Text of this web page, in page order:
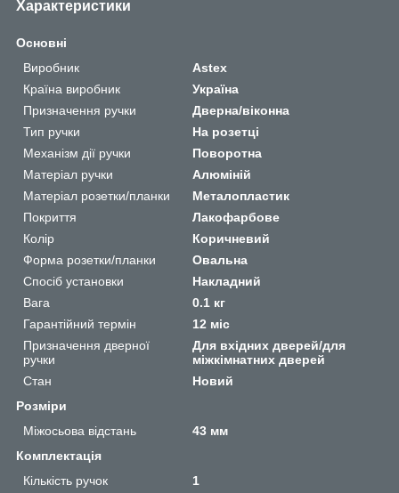
Характеристики
Основні
Виробник
Astex
Країна виробник
Україна
Призначення ручки
Дверна/віконна
Тип ручки
На розетці
Механізм дії ручки
Поворотна
Матеріал ручки
Алюміній
Матеріал розетки/планки
Металопластик
Покриття
Лакофарбове
Колір
Коричневий
Форма розетки/планки
Овальна
Спосіб установки
Накладний
Вага
0.1 кг
Гарантійний термін
12 міс
Призначення дверної
ручки
Для вхідних дверей/для
міжкімнатних дверей
Стан
Новий
Розміри
Міжосьова відстань
43 мм
Комплектація
Кількість ручок
1